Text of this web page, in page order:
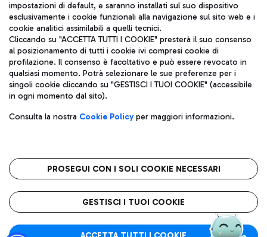
Pizza
Gelateria
Wine Bar & Sparkling
Autobus
Scopri le linee di autobus per raggiungere l'aeroporto
Leonardo Da Vinci.
Raggiungi l’aeroporto senza pensieri con il servizio di taxi a
Ristoranti
Scopri la nostra offerta per una pausa gustosa in aeroporto
Mappa Aeroporto Fiumicino
Aeroporti di Roma S.p.A. - Società soggetta a direzione e
coordinamento di Mundys S.p.A.
Codice fiscale e Registro delle Imprese di Roma 13032990155 P.
IVA 06572251004
Capitale sociale 62.224.743,00 int. vers.
Sede legale: Via Pier Paolo Racchetti 1 - 00054 Fiumicino (RM)
telefono +39 06 65951
Privacy policy
Note legali
Roma FCO
L'aeroporto stellato
impostazioni di default, e saranno installati sul suo dispositivo
esclusivamente i cookie funzionali alla navigazione sul sito web e i
cookie analitici assimilabili a quelli tecnici.
Cliccando su "ACCETTA TUTTI I COOKIE" presterà il suo consenso
al posizionamento di tutti i cookie ivi compresi cookie di
profilazione. Il consenso è facoltativo e può essere revocato in
qualsiasi momento. Potrà selezionare le sue preferenze per i
singoli cookie cliccando su "GESTISCI I TUOI COOKIE" (accessibile
in ogni momento dal sito).
Consulta la nostra Cookie Policyper maggiori informazioni.
PROSEGUI CON I SOLI COOKIE NECESSARI
GESTISCI I TUOI COOKIE